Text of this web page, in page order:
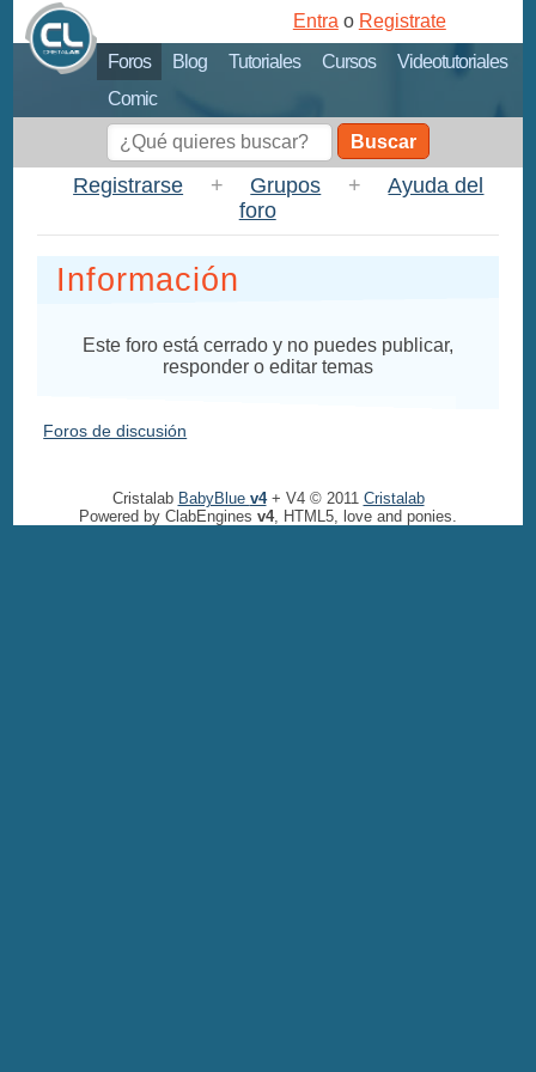
Foros Blog Tutoriales Cursos
Videotutoriales
Comic
Entra o Registrate
Buscar
Registrarse + Grupos +
Ayuda del
foro
Información
Este foro está cerrado y no puedes publicar,
responder o editar temas
Foros de discusión
Cristalab BabyBlue v4+ V4 © 2011 Cristalab
Powered by ClabEngines v4, HTML5, love and ponies.